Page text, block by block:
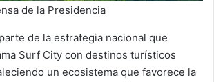
de la Presidencia
de la estrategia nacional que
Surf City con destinos turísticos
un ecosistema que favorece la